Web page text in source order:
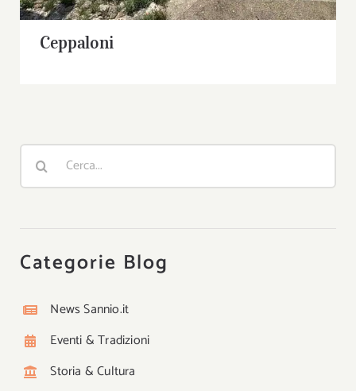
Ceppaloni
Cerca
Categorie Blog
News Sannio.it
Eventi & Tradizioni
Storia & Cultura